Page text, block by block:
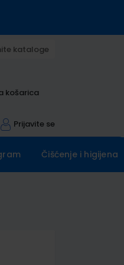
kataloge
košarica
Prijavite se
Čišćenje i higijena